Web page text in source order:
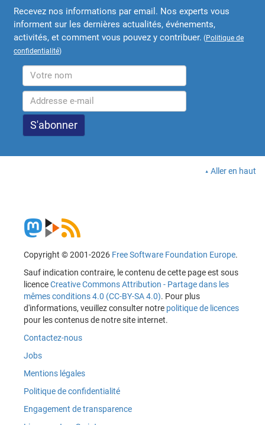
Recevez nos informations par email. Nos experts vous
informent sur les dernières actualités, événements,
activités, et comment vous pouvez y contribuer. (Politique de
confidentialité)
Aller en haut
Copyright © 2001-2026 Free Software Foundation Europe.
Sauf indication contraire, le contenu de cette page est sous
licenceCreative Commons Attribution - Partage dans les
mêmes conditions 4.0 (CC-BY-SA 4.0). Pour plus
d'informations, veuillez consulter notre politique de licences
pour les contenus de notre site internet.
Contactez-nous
Jobs
Mentions légales
Politique de confidentialité
Engagement de transparence